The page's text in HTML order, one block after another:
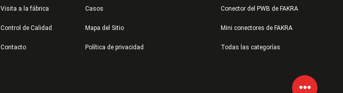
Visita a la fábrica
Control de Calidad
Contacto
Casos
Mapa del Sitio
Política de privacidad
Conector del PWB de FAKRA
Mini conectores de FAKRA
Todas las categorías